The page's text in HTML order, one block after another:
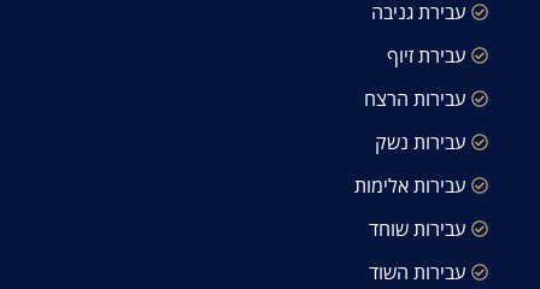
עבירת גניבה
עבירת זיוף
עבירות הרצח
עבירות נשק
עבירות אלימות
עבירות שוחד
עבירות השוד